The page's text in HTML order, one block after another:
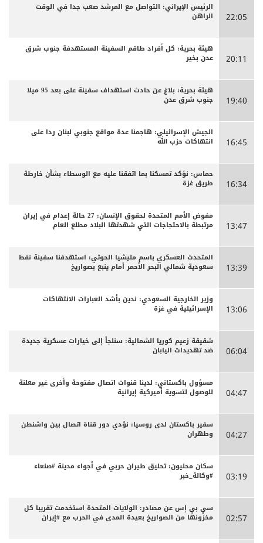
22:05
الرئيس الإيراني: التواصل مع المرشد صعب جدا في الوقت
الراهن
20:11
هيئة بحرية: كل أفراد طاقم السفينة المستهدفة جنوب شرق
عدن بخير
19:40
هيئة بحرية: بلاغ عن حادث استهداف سفينة على بعد 95 ميلا
جنوب شرق عدن
16:45
الجيش الإسرائيلي: هاجمنا عدة مواقع جنوبي لبنان ردا على
انتهاكات حزب الله
16:34
حماس: نؤكد تمسكنا بما اتفقنا عليه مع الوسطاء بشأن خارطة
طريق غزة
13:47
مفوض الأمم المتحدة لحقوق الإنسان: 27 حالة إعدام في إيران
مرتبطة بالاحتجاجات التي شهدتها البلاد مطلع العام
13:39
المتحدث العسكري باسم مليشيا الحوثي: استهدفنا سفينة نفط
سعودية شمالي البحر الأحمر أمام ينبع بصواريخ
13:06
وزير الخارجية السعودي: ندين بأشد العبارات الانتهاكات
الإسرائيلية في غزة
06:04
شقيقة زعيم كوريا الشمالية: سنلجأ إلى خيارات عسكرية جديدة
ضد تهديدات اليابان
04:47
مسؤول باكستاني: لدينا قنوات اتصال مفتوحة وأخرى غير معلنة
للوصول لتسوية أميركية إيرانية
04:27
سفير باكستان لدى روسيا: نؤدي دور قناة اتصال بين واشنطن
وطهران
03:19
سكان محليون: تحليق طيران حربي في أجواء مدينة #صنعاء
#وكالة_خبر
02:57
سي بي إس عن مصادر: الولايات المتحدة استخدمت تقريبا كل
مخزونها من الصواريخ بعيدة المدى في الحرب مع #إيران